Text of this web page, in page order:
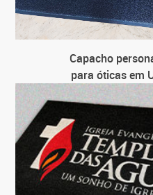
Capacho
para óticas em